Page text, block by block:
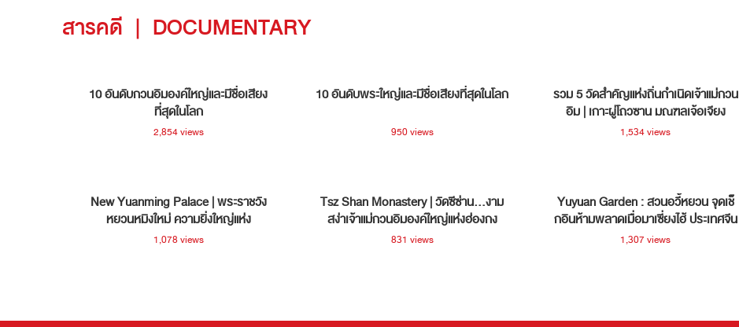
สารคดี | DOCUMENTARY
10 อันดับกวนอิมองค์ใหญ่และมีชื่อเสียง
ที่สุดในโลก
2,854 views
10 อันดับพระใหญ่และมีชื่อเสียงที่สุดในโลก
950 views
รวม 5 วัดสำคัญแห่งถิ่นกำเนิดเจ้าแม่กวน
อิม | เกาะผู่โถวซาน มณฑลเจ้อเจียง
ประเทศจีน
1,534 views
New Yuanming Palace | พระราชวัง
หยวนหมิงใหม่ ความยิ่งใหญ่แห่ง
ประวัติศาสตร์ มณฑลกวางตุ้ง ประเทศจีน
1,078 views
Tsz Shan Monastery | วัดซีซ่าน…งาม
สง่าเจ้าแม่กวนอิมองค์ใหญ่แห่งฮ่องกง
831 views
Yuyuan Garden : สวนอวี้หยวน จุดเช็
กอินห้ามพลาดเมื่อมาเซี่ยงไฮ้ ประเทศจีน
1,307 views